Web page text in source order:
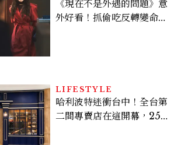
《現在不是外遇的問題》意
外好看！抓偷吃反轉變命
LIFESTYLE
哈利波特迷衝台中！全台第
二間專賣店在這開幕，25週